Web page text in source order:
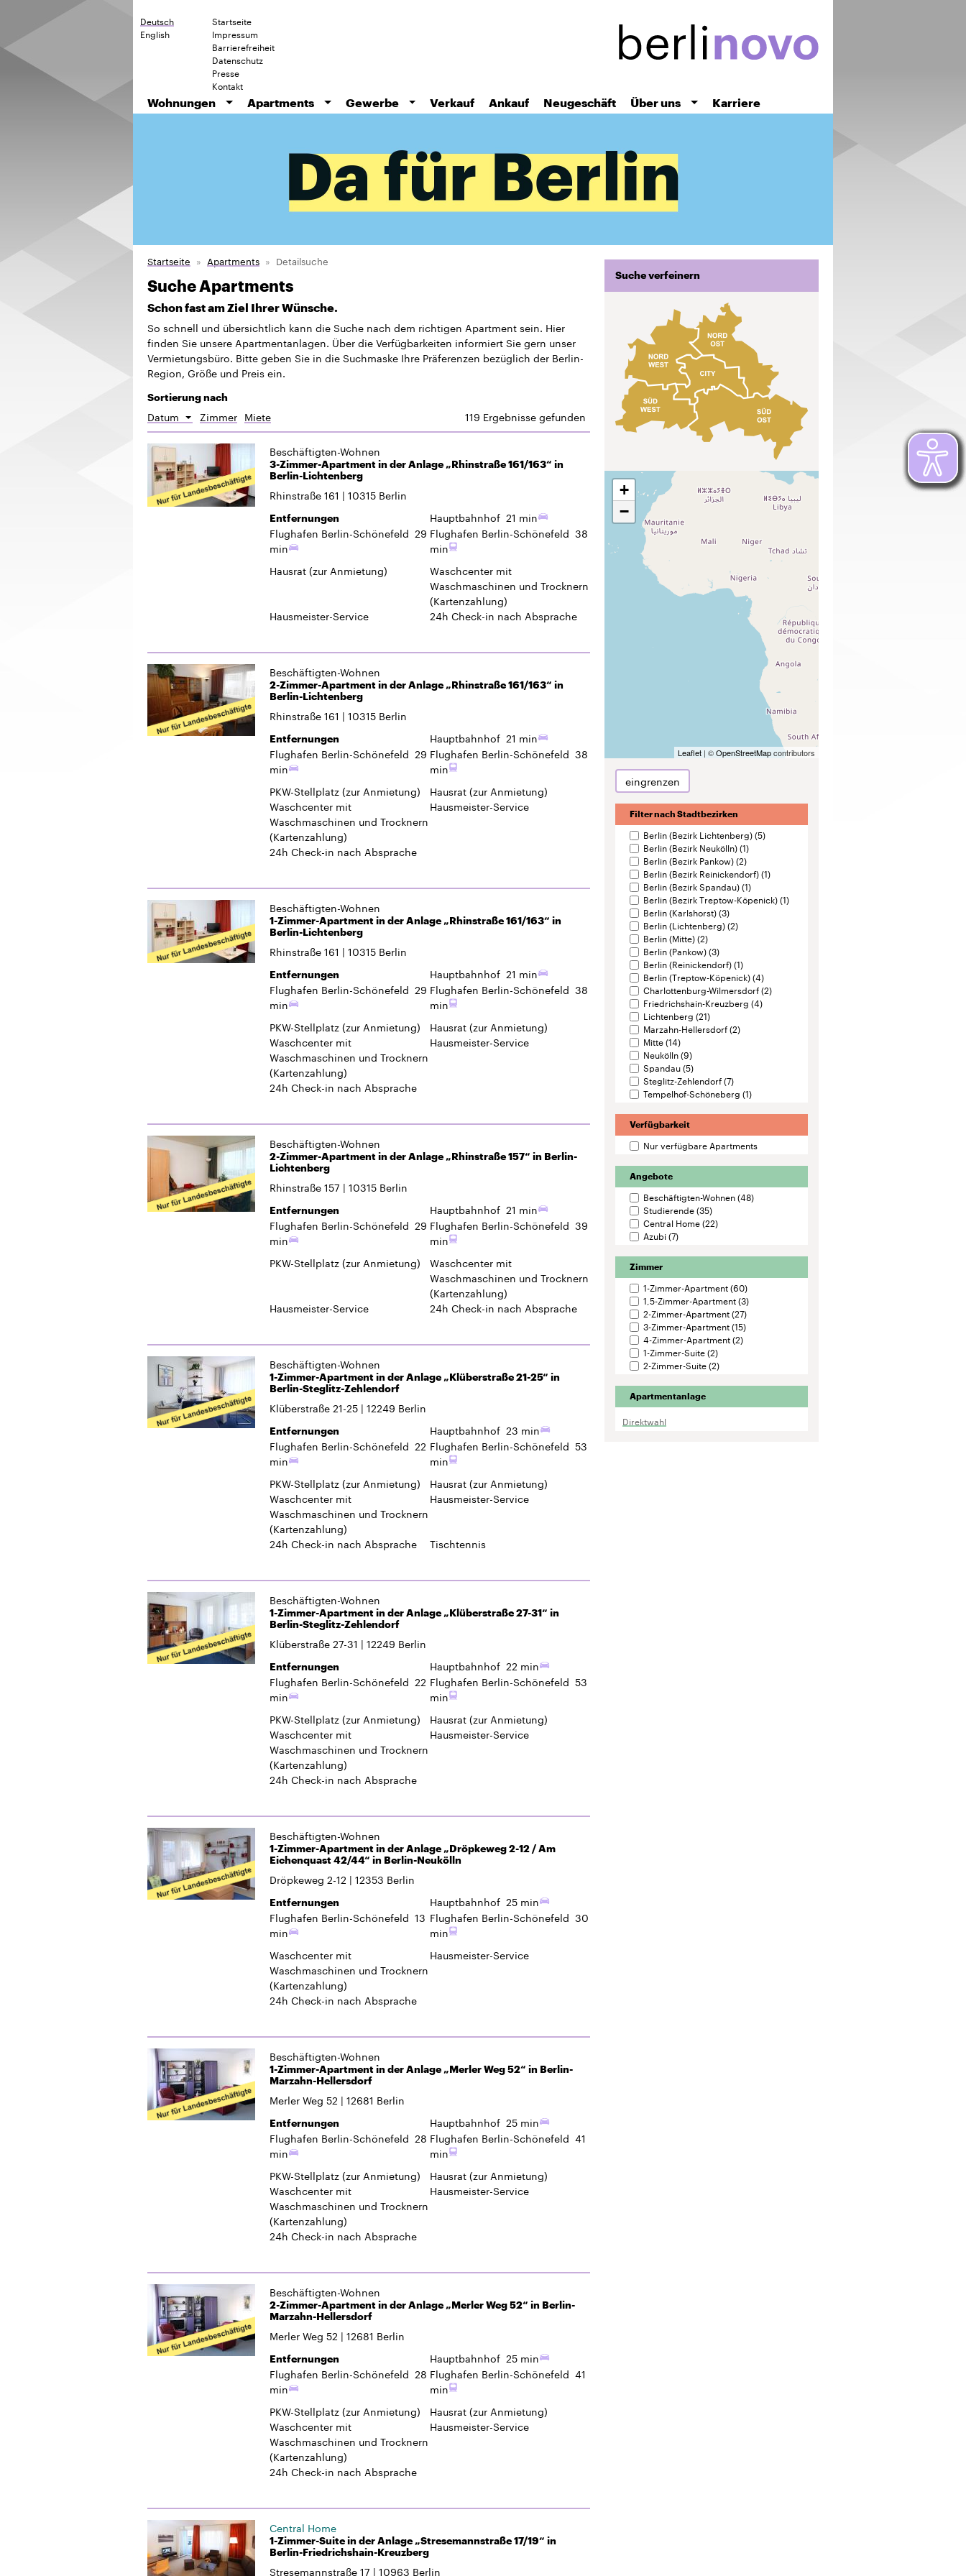
Deutsch
English
Startseite
Impressum
Barrierefreiheit
Datenschutz
Presse
Kontakt
Wohnungen
Apartments Gewerbe Verkauf Ankauf Neugeschäft Über uns Karriere
Suche verfeinern
+
−
Leaflet | ©OpenStreetMapcontributors
eingrenzen
Filter nach Stadtbezirken
Berlin (Bezirk Lichtenberg)(5)
Berlin (Bezirk Neukölln)(1)
Berlin (Bezirk Pankow)(2)
Berlin (Bezirk Reinickendorf)(1)
Berlin (Bezirk Spandau)(1)
Berlin (Bezirk Treptow-Köpenick)(1)
Berlin (Karlshorst)(3)
Berlin (Lichtenberg)(2)
Berlin (Mitte)(2)
Berlin (Pankow)(3)
Berlin (Reinickendorf)(1)
Berlin (Treptow-Köpenick)(4)
Charlottenburg-Wilmersdorf(2)
Friedrichshain-Kreuzberg (4)
Lichtenberg (21)
Marzahn-Hellersdorf(2)
Mitte(14)
Neukölln(9)
Spandau(5)
Steglitz-Zehlendorf(7)
Tempelhof-Schöneberg (1)
Verfügbarkeit
Nur verfügbare Apartments
Angebote
Beschäftigten-Wohnen(48)
Studierende(35)
Central Home(22)
Azubi(7)
Zimmer
1-Zimmer-Apartment(60)
1,5-Zimmer-Apartment(3)
2-Zimmer-Apartment(27)
3-Zimmer-Apartment(15)
4-Zimmer-Apartment(2)
1-Zimmer-Suite(2)
2-Zimmer-Suite(2)
Apartmentanlage
Direktwahl
Startseite Apartments Detailsuche
Suche Apartments
Schon fast am Ziel Ihrer Wünsche.
So schnell und übersichtlich kann die Suche nach dem richtigen Apartment sein. Hier
finden Sie unsere Apartmentanlagen. Über die Verfügbarkeiten informiert Sie gern unser
Vermietungsbüro. Bitte geben Sie in die Suchmaske Ihre Präferenzen bezüglich der Berlin-
Region, Größe und Preis ein.
Sortierung nach
Datum Absteigend
sortieren
Zimmer Miete 119 Ergebnisse gefunden
Beschäftigten-Wohnen
3-Zimmer-Apartment in der Anlage „Rhinstraße 161/163“ in
Berlin-Lichtenberg
Rhinstraße 161 10315 Berlin
Entfernungen Hauptbahnhof 21 min
Flughafen Berlin-Schönefeld 29
min
Flughafen Berlin-Schönefeld 38
min
Hausrat(zur Anmietung)
Waschcenter mit
Waschmaschinen und Trocknern
(Kartenzahlung)
Hausmeister-Service
24h Check-in nach Absprache
Beschäftigten-Wohnen
2-Zimmer-Apartment in der Anlage „Rhinstraße 161/163“ in
Berlin-Lichtenberg
Rhinstraße 161 10315 Berlin
Entfernungen Hauptbahnhof 21 min
Flughafen Berlin-Schönefeld 29
min
Flughafen Berlin-Schönefeld 38
min
PKW-Stellplatz(zur Anmietung) Hausrat(zur Anmietung)
Waschcenter mit
Waschmaschinen und Trocknern
(Kartenzahlung)
Hausmeister-Service
24h Check-in nach Absprache
Beschäftigten-Wohnen
1-Zimmer-Apartment in der Anlage „Rhinstraße 161/163“ in
Berlin-Lichtenberg
Rhinstraße 161 10315 Berlin
Entfernungen Hauptbahnhof 21 min
Flughafen Berlin-Schönefeld 29
min
Flughafen Berlin-Schönefeld 38
min
PKW-Stellplatz(zur Anmietung) Hausrat(zur Anmietung)
Waschcenter mit
Waschmaschinen und Trocknern
(Kartenzahlung)
Hausmeister-Service
24h Check-in nach Absprache
Beschäftigten-Wohnen
2-Zimmer-Apartment in der Anlage „Rhinstraße 157“ in Berlin-
Lichtenberg
Rhinstraße 157 10315 Berlin
Entfernungen Hauptbahnhof 21 min
Flughafen Berlin-Schönefeld 29
min
Flughafen Berlin-Schönefeld 39
min
PKW-Stellplatz(zur Anmietung)
Waschcenter mit
Waschmaschinen und Trocknern
(Kartenzahlung)
Hausmeister-Service
24h Check-in nach Absprache
Beschäftigten-Wohnen
1-Zimmer-Apartment in der Anlage „Klüberstraße 21-25“ in
Berlin-Steglitz-Zehlendorf
Klüberstraße 21-25 12249 Berlin
Entfernungen Hauptbahnhof 23 min
Flughafen Berlin-Schönefeld 22
min
Flughafen Berlin-Schönefeld 53
min
PKW-Stellplatz(zur Anmietung) Hausrat(zur Anmietung)
Waschcenter mit
Waschmaschinen und Trocknern
(Kartenzahlung)
Hausmeister-Service
24h Check-in nach Absprache Tischtennis
Beschäftigten-Wohnen
1-Zimmer-Apartment in der Anlage „Klüberstraße 27-31“ in
Berlin-Steglitz-Zehlendorf
Klüberstraße 27-31 12249 Berlin
Entfernungen Hauptbahnhof 22 min
Flughafen Berlin-Schönefeld 22
min
Flughafen Berlin-Schönefeld 53
min
PKW-Stellplatz(zur Anmietung) Hausrat(zur Anmietung)
Waschcenter mit
Waschmaschinen und Trocknern
(Kartenzahlung)
Hausmeister-Service
24h Check-in nach Absprache
Beschäftigten-Wohnen
1-Zimmer-Apartment in der Anlage „Dröpkeweg 2-12 / Am
Eichenquast 42/44“ in Berlin-Neukölln
Dröpkeweg 2-12 12353 Berlin
Entfernungen Hauptbahnhof 25 min
Flughafen Berlin-Schönefeld 13
min
Flughafen Berlin-Schönefeld 30
min
Waschcenter mit
Waschmaschinen und Trocknern
(Kartenzahlung)
Hausmeister-Service
24h Check-in nach Absprache
Beschäftigten-Wohnen
1-Zimmer-Apartment in der Anlage „Merler Weg 52“ in Berlin-
Marzahn-Hellersdorf
Merler Weg 52 12681 Berlin
Entfernungen Hauptbahnhof 25 min
Flughafen Berlin-Schönefeld 28
min
Flughafen Berlin-Schönefeld 41
min
PKW-Stellplatz(zur Anmietung) Hausrat(zur Anmietung)
Waschcenter mit
Waschmaschinen und Trocknern
(Kartenzahlung)
Hausmeister-Service
24h Check-in nach Absprache
Beschäftigten-Wohnen
2-Zimmer-Apartment in der Anlage „Merler Weg 52“ in Berlin-
Marzahn-Hellersdorf
Merler Weg 52 12681 Berlin
Entfernungen Hauptbahnhof 25 min
Flughafen Berlin-Schönefeld 28
min
Flughafen Berlin-Schönefeld 41
min
PKW-Stellplatz(zur Anmietung) Hausrat(zur Anmietung)
Waschcenter mit
Waschmaschinen und Trocknern
(Kartenzahlung)
Hausmeister-Service
24h Check-in nach Absprache
Central Home
1-Zimmer-Suite in der Anlage „Stresemannstraße 17/19“ in
Berlin-Friedrichshain-Kreuzberg
Stresemannstraße 17 10963 Berlin